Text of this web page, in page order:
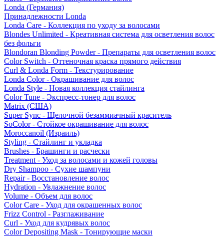
Londa (Германия)
Принадлежности Londa
Londa Care - Коллекция по уходу за волосами
Blondes Unlimited - Креативная система для осветления волос
без фольги
Blondoran Blonding Powder - Препараты для осветления волос
Color Switch - Оттеночная краска прямого действия
Curl & Londa Form - Текстурирование
Londa Color - Окрашивание для волос
Londa Style - Новая коллекция стайлинга
Color Tune - Экспресс-тонер для волос
Matrix (США)
Super Sync - Щелочной безаммиачный краситель
SoColor - Стойкое окрашивание для волос
Moroccanoil (Израиль)
Styling - Стайлинг и укладка
Brushes - Брашинги и расчески
Treatment - Уход за волосами и кожей головы
Dry Shampoo - Сухие шампуни
Repair - Восстановление волос
Hydration - Увлажнение волос
Volume - Объем для волос
Color Care - Уход для окрашенных волос
Frizz Control - Разглаживание
Curl - Уход для кудрявых волос
Color Depositing Mask - Тонирующие маски